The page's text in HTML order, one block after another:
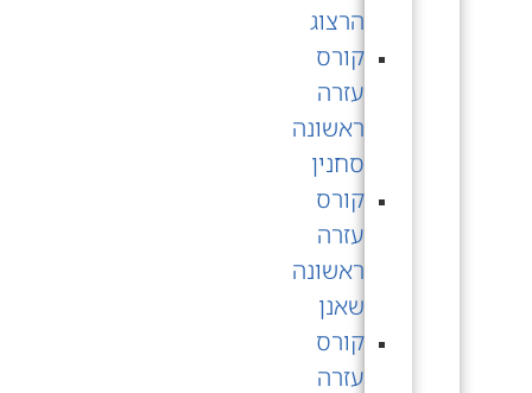
הרצוג
קורס
עזרה
ראשונה
סחנין
קורס
עזרה
ראשונה
שאנן
קורס
עזרה